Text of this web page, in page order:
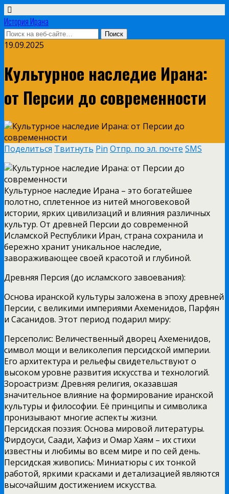
История Ирана
19.09.2025
Культурное наследие Ирана:
от Персии до современности
Поделиться Твитнуть Pin Отпр. по эл. почте SMS
Культурное наследие Ирана – это богатейшее
полотно, сплетенное из нитей многовековой
истории, ярких цивилизаций и влияния различных
культур. От древней Персии до современной
Исламской Республики Иран, страна сохранила и
бережно хранит уникальное наследие,
завораживающее своей красотой и глубиной.
Древняя Персия (до исламского завоевания):
Основа иранской культуры заложена в эпоху древней
Персии, с великими империями Ахеменидов, Парфян
и Сасанидов. Этот период подарил миру:
Персеполис: Величественный дворец Ахеменидов,
символ мощи и великолепия персидской империи.
Его архитектура и рельефы свидетельствуют о
высоком уровне развития искусства и технологий.
Зороастризм: Древняя религия, оказавшая
значительное влияние на формирование иранской
культуры и философии. Её принципы и символика
пронизывают многие аспекты жизни.
Персидская поэзия: Основа мировой литературы.
Фирдоуси, Саади, Хафиз и Омар Хаям – их стихи
известны и любимы во всем мире и по сей день.
Персидская живопись: Миниатюры с их тонкой
работой, яркими красками и детализацией являются
высочайшим достижением искусства.